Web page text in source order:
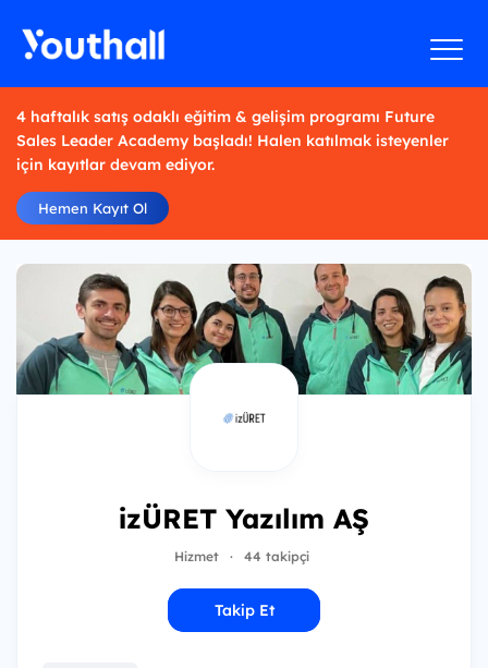
4 haftalık satış odaklı eğitim & gelişim programı Future
Sales Leader Academy başladı! Halen katılmak isteyenler
için kayıtlar devam ediyor.
Hemen Kayıt Ol
izÜRET Yazılım AŞ
Hizmet · 44 takipçi
Takip Et